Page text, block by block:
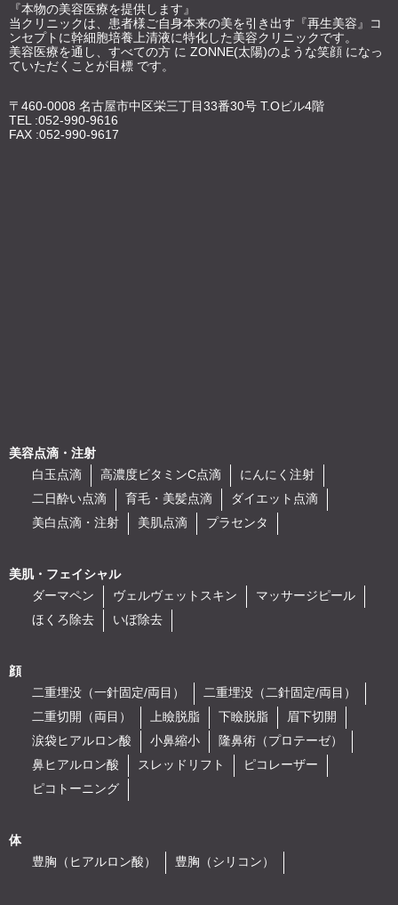
『本物の美容医療を提供します』
当クリニックは、患者様ご自身本来の美を引き出す『再生美容』コ
ンセプトに幹細胞培養上清液に特化した美容クリニックです。
美容医療を通し、すべての方 に ZONNE(太陽)のような笑顔 になっ
ていただくことが目標 です。
〒460-0008 名古屋市中区栄三丁目33番30号 T.Oビル4階
TEL :052-990-9616
FAX :052-990-9617
美容点滴・注射
白玉点滴
高濃度ビタミンC点滴
にんにく注射
二日酔い点滴
育毛・美髪点滴
ダイエット点滴
美白点滴・注射
美肌点滴 プラセンタ
美肌・フェイシャル
ダーマペン
ヴェルヴェットスキン
マッサージピール
ほくろ除去
いぼ除去
顔
二重埋没（一針固定/両目）
二重埋没（二針固定/両目）
二重切開（両目）
上瞼脱脂 下瞼脱脂
眉下切開
涙袋ヒアルロン酸
小鼻縮小
隆鼻術（プロテーゼ）
鼻ヒアルロン酸
スレッドリフト
ピコレーザー
ピコトーニング
体
豊胸（ヒアルロン酸）
豊胸（シリコン）